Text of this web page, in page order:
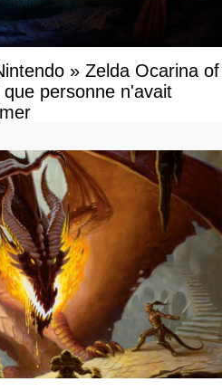
» Zelda Ocarina of
personne n'avait